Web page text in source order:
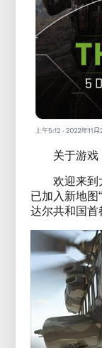
关于游戏
欢迎来到
已加入新地图
达尔共和国首